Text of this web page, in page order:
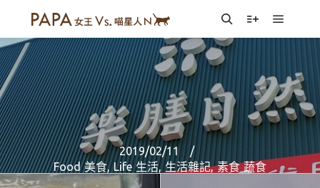
SearchMore info
Main
2019/02/11
Food 美食,Life 生活,生活雜記,素食 蔬食